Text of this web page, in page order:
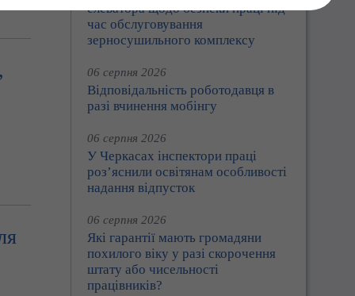
елеватора щодо безпеки праці під
час обслуговування
зерносушильного комплексу
06 серпня 2026
Відповідальність роботодавця в
разі вчинення мобінгу
06 серпня 2026
У Черкасах інспектори праці
роз’яснили освітянам особливості
надання відпусток
06 серпня 2026
Які гарантії мають громадяни
похилого віку у разі скорочення
штату або чисельності
працівників?